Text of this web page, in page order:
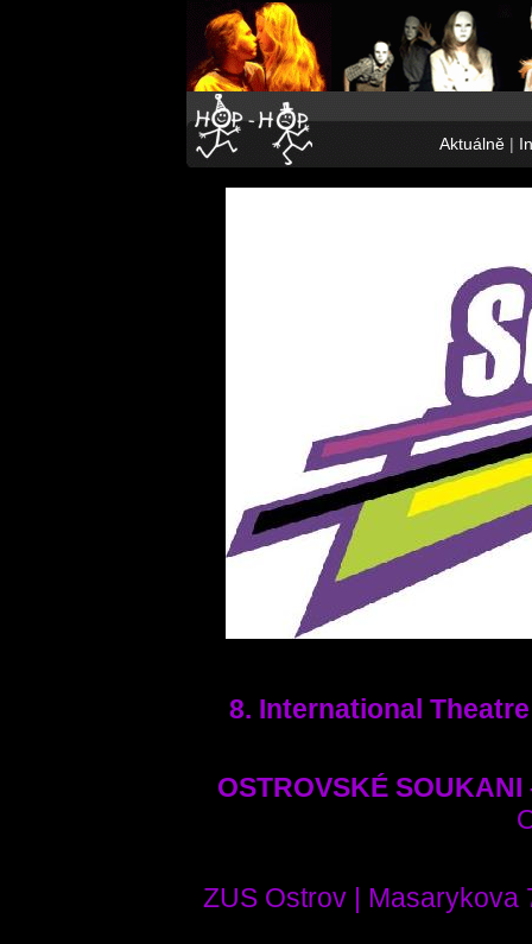
Aktuálně|
8. International
OSTROVSKÉ
ZUS Ostrov | Masarykova